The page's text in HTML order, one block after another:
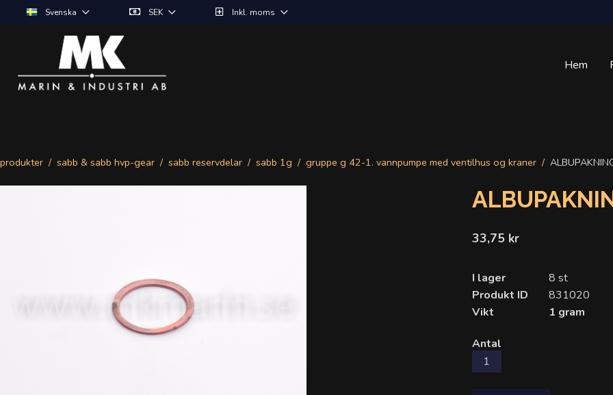
Svenska SEK Inkl. moms
Hem
produkter sabb & sabb hvp-gear sabb reservdelar sabb 1g gruppe g 42-1. vannpumpe med ventilhus og kraner
33,75 kr
I lager
8 st
Produkt ID
831020
Vikt
1 gram
Antal